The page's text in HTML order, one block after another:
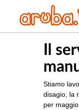
Il
Stiamo
disagio, la
per